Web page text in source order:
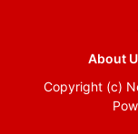
About
Copyright (c)